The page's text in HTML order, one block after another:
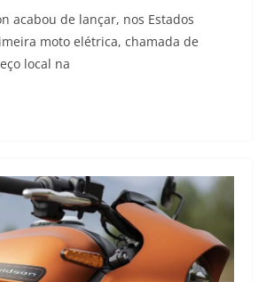
acabou de lançar, nos Estados
moto elétrica, chamada de
local na